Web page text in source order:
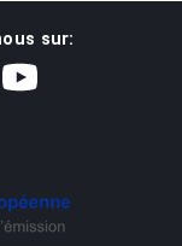
sur: